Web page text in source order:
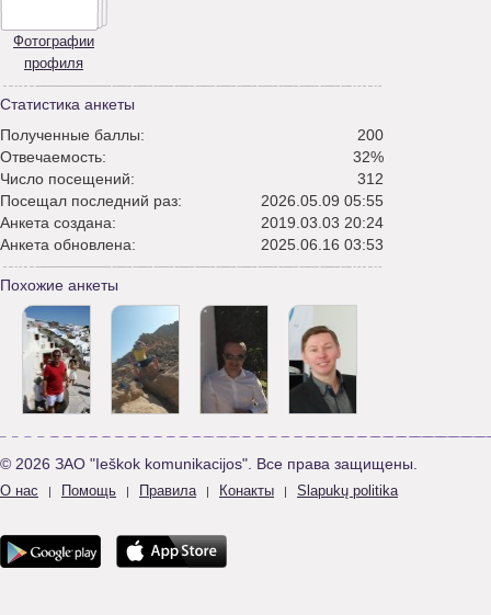
Фотографии
профиля
Статистика анкеты
Полученные баллы:
200
Отвечаемость:
32%
Число посещений:
312
Посещал последний раз:
2026.05.09 05:55
Анкета создана:
2019.03.03 20:24
Анкета обновлена:
2025.06.16 03:53
Похожие анкеты
© 2026 ЗАО "Ieškok komunikacijos". Все права защищены.
О нас | Помощь | Правила | Конакты | Slapukų politika